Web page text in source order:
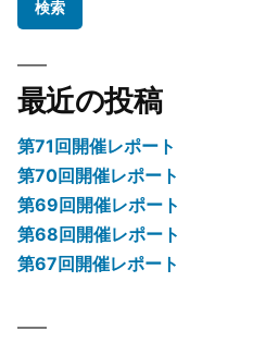
ョ
最近の投稿
第71回開催レポート
第70回開催レポート
第69回開催レポート
第68回開催レポート
第67回開催レポート